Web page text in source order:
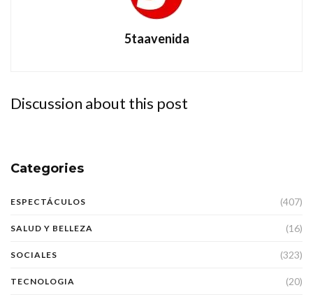
5taavenida
Discussion about this post
Categories
ESPECTÁCULOS (407)
SALUD Y BELLEZA (16)
SOCIALES (323)
TECNOLOGIA (20)